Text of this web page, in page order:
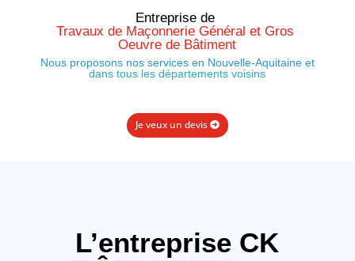
Entreprise de
Travaux de Maçonnerie Général et Gros
Oeuvre de Bâtiment
Nous proposons nos services en Nouvelle-Aquitaine et
dans tous les départements voisins
Je veux un devis
L’entreprise CK